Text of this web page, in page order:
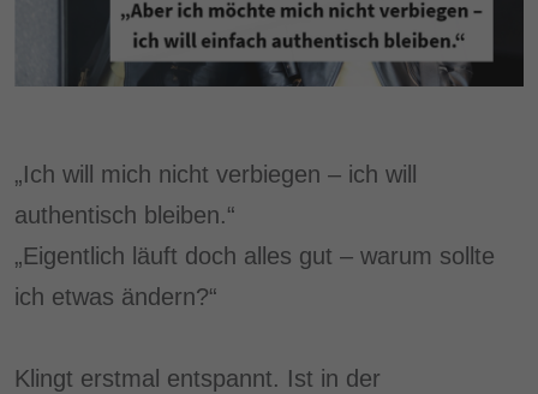
„Ich will mich nicht verbiegen – ich will
authentisch bleiben.“
„Eigentlich läuft doch alles gut – warum sollte
ich etwas ändern?“
Klingt erstmal entspannt. Ist in der